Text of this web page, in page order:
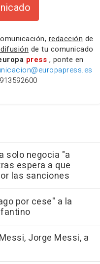
redacción de
de tu comunicado
press , ponte en
913592600
solo negocia "a
espera a que
las sanciones
por cese" a la
Jorge Messi, a